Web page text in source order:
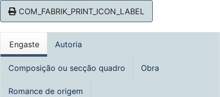
COM_FABRIK_PRINT_ICON_LABEL
Engaste Autoria
Composição ou secção quadro Obra
Romance de origem